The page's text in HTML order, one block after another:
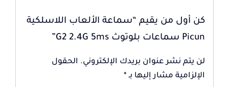
كن أول من يقيم “سماعة الألعاب اللاسلكية
Picun سماعات بلوتوث G2 2.4G 5ms”
لن يتم نشر عنوان بريدك الإلكتروني. الحقول
الإلزامية مشار إليها بـ*